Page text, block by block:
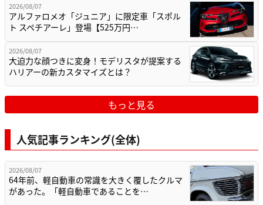
2026/08/07
アルファロメオ「ジュニア」に限定車「スポル
ト スペチアーレ」登場【525万円…
2026/08/07
大迫力な顔つきに変身！モデリスタが提案する
ハリアーの新カスタマイズとは？
もっと見る
人気記事ランキング(全体)
2026/08/07
64年前、軽自動車の常識を大きく覆したクルマ
があった。「軽自動車であることを…